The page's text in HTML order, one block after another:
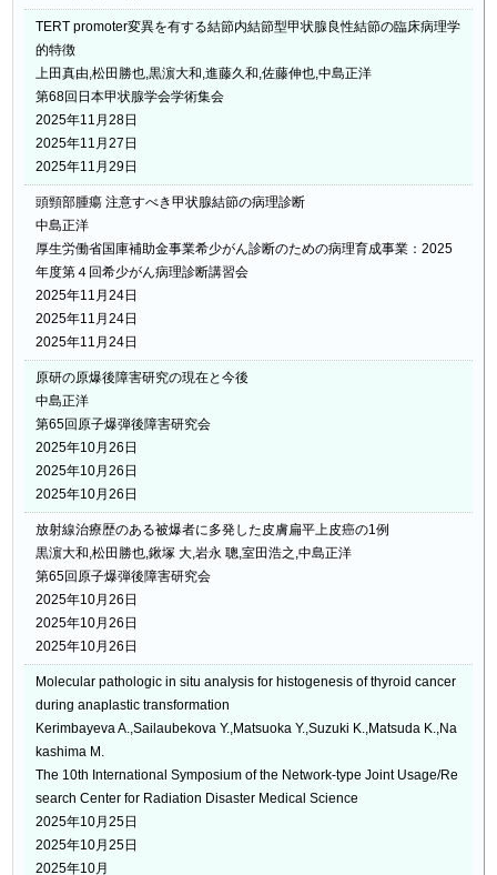
TERT promoter変異を有する結節内結節型甲状腺良性結節の臨床病理学
的特徴
上田真由,松田勝也,黒濵大和,進藤久和,佐藤伸也,中島正洋
第68回日本甲状腺学会学術集会
2025年11月28日
2025年11月27日
2025年11月29日
頭頸部腫瘍 注意すべき甲状腺結節の病理診断
中島正洋
厚生労働省国庫補助金事業希少がん診断のための病理育成事業：2025
年度第４回希少がん病理診断講習会
2025年11月24日
2025年11月24日
2025年11月24日
原研の原爆後障害研究の現在と今後
中島正洋
第65回原子爆弾後障害研究会
2025年10月26日
2025年10月26日
2025年10月26日
放射線治療歴のある被爆者に多発した皮膚扁平上皮癌の1例
黒濵大和,松田勝也,鍬塚 大,岩永 聰,室田浩之,中島正洋
第65回原子爆弾後障害研究会
2025年10月26日
2025年10月26日
2025年10月26日
Molecular pathologic in situ analysis for histogenesis of thyroid cancer
during anaplastic transformation
Kerimbayeva A.,Sailaubekova Y.,Matsuoka Y.,Suzuki K.,Matsuda K.,Na
kashima M.
The 10th International Symposium of the Network-type Joint Usage/Re
search Center for Radiation Disaster Medical Science
2025年10月25日
2025年10月25日
2025年10月